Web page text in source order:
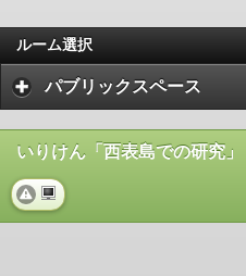
ルーム選択
パブリックスペース